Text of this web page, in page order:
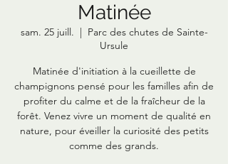
Matinée
sam. 25 juill.
  |
Parc des chutes de Sainte-
Ursule
Matinée d'initiation à la cueillette de
champignons pensé pour les familles afin de
profiter du calme et de la fraîcheur de la
forêt. Venez vivre un moment de qualité en
nature, pour éveiller la curiosité des petits
comme des grands.